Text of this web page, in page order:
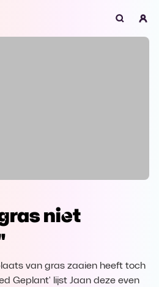
niet ondersteund
Download
niet
van gras zaaien heeft toch
Geplant' lijst Jaan deze even